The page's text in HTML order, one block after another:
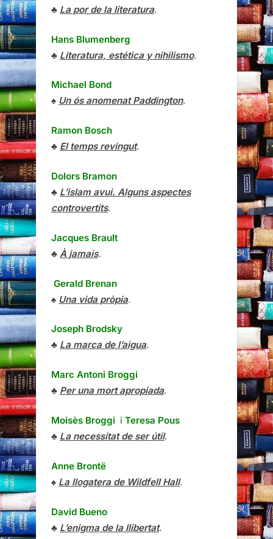
♣ La por de la literatura.
Hans Blumenberg
♣ Literatura, estética y nihilismo.
Michael Bond
♠ Un ós anomenat Paddington.
Ramon Bosch
♣ El temps revingut.
Dolors Bramon
♣ L’islam avui. Alguns aspectes
controvertits.
Jacques Brault
♣ À jamais.
Gerald Brenan
♠ Una vida pròpia.
Joseph Brodsky
♣ La marca de l’aigua.
Marc Antoni Broggi
♣ Per una mort apropiada.
Moisès Broggi i Teresa Pous
♣ La necessitat de ser útil.
Anne Brontë
♠ La llogatera de Wildfell Hall.
David Bueno
♣ L’enigma de la llibertat.